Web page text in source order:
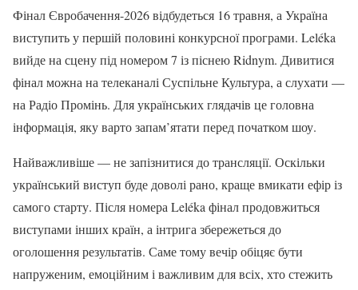
Фінал Євробачення-2026 відбудеться 16 травня, а Україна
виступить у першій половині конкурсної програми. Leléka
вийде на сцену під номером 7 із піснею Ridnym. Дивитися
фінал можна на телеканалі Суспільне Культура, а слухати —
на Радіо Промінь. Для українських глядачів це головна
інформація, яку варто запам’ятати перед початком шоу.
Найважливіше — не запізнитися до трансляції. Оскільки
український виступ буде доволі рано, краще вмикати ефір із
самого старту. Після номера Leléka фінал продовжиться
виступами інших країн, а інтрига збережеться до
оголошення результатів. Саме тому вечір обіцяє бути
напруженим, емоційним і важливим для всіх, хто стежить